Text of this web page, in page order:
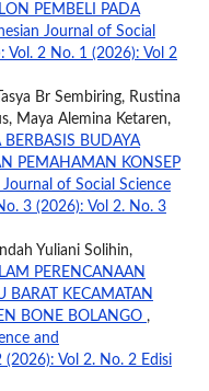
PEMBELI PADA
Journal of Social
Vol. 2 No. 1 (2026): Vol 2
Br Sembiring, Rustina
Maya Alemina Ketaren,
BUDAYA
PEMAHAMAN KONSEP
Journal of Social Science
3 (2026): Vol 2. No. 3
Yuliani Solihin,
PERENCANAAN
BARAT KECAMATAN
BONE BOLANGO ,
and
(2026): Vol 2. No. 2 Edisi